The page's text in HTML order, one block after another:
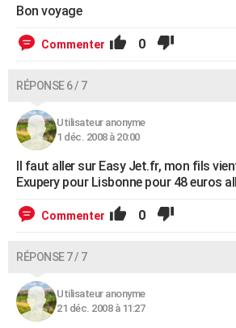
Bon voyage
Commenter 0
RÉPONSE 6 / 7
Utilisateur anonyme
1 déc. 2008 à 20:00
Il faut aller sur Easy Jet.fr, mon fils
Exupery pour Lisbonne pour 48 euros
Commenter 0
RÉPONSE 7 / 7
Utilisateur anonyme
21 déc. 2008 à 11:27